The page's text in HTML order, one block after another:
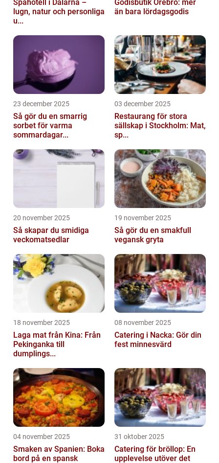
Spahotell i Dalarna –
lugn, natur och personliga
u...
Godisbutik Örebro: mer
än bara lördagsgodis
23 december 2025
Så gör du en smarrig
sorbet för varma
sommardagar...
03 december 2025
Restaurang för stora
sällskap i Stockholm: Mat,
sp...
20 november 2025
Så skapar du smidiga
veckomatsedlar
19 november 2025
Så gör du en smakfull
vegansk gryta
18 november 2025
Laga mat från Kina: Från
Pekinganka till
dumplings...
08 november 2025
Catering i Nacka: Gör din
fest minnesvärd
04 november 2025
Smaken av Spanien: Boka
bord på en spansk
31 oktober 2025
Catering för bröllop: En
upplevelse utöver det